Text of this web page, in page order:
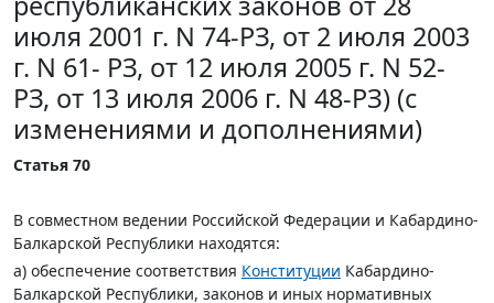
июля 2001 г. N 74-РЗ, от 2 июля 2003
г. N 61- РЗ, от 12 июля 2005 г. N 52-
РЗ, от 13 июля 2006 г. N 48-РЗ) (с
изменениями и дополнениями)
Статья 70
В совместном ведении Российской Федерации и Кабардино-
Балкарской Республики находятся:
а) обеспечение соответствия Конституции Кабардино-
Балкарской Республики, законов и иных нормативных